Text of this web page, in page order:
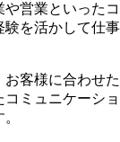
営業といったコ
験を活かして仕事
客様に合わせた
ミュニケーショ